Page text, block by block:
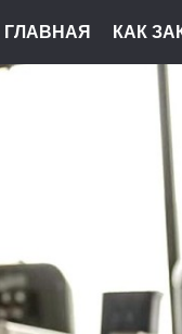
ГЛАВНАЯ КАК